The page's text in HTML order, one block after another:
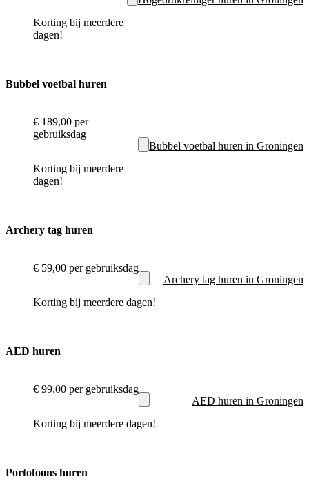
Korting bij meerdere
dagen!
Bubbel voetbal huren
€ 189,00 per
gebruiksdag
Korting bij meerdere
dagen!
Bubbel voetbal huren in Groningen
Archery tag huren
€ 59,00 per gebruiksdag
Korting bij meerdere dagen!
Archery tag huren in Groningen
AED huren
€ 99,00 per gebruiksdag
Korting bij meerdere dagen!
AED huren in Groningen
Portofoons huren